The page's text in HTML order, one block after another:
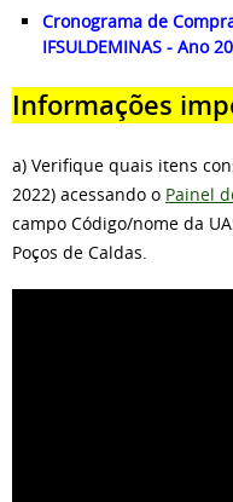
Cronograma de
IFSULDEMINAS - Ano
Informações
a) Verifique quais itens
2022) acessando o Painel
campo Código/nome da
Poços de Caldas.